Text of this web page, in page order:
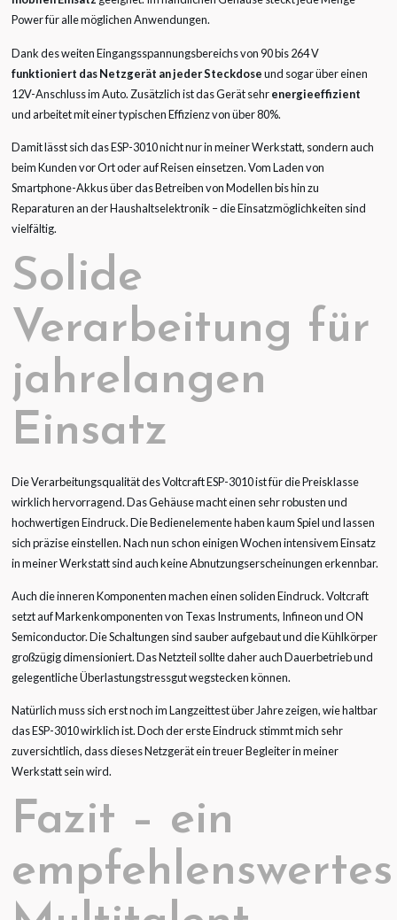
Power für alle möglichen Anwendungen.
Dank des weiten Eingangsspannungsbereichs von 90 bis 264 V
funktioniert das Netzgerät an jeder Steckdoseund sogar über einen
12V-Anschluss im Auto. Zusätzlich ist das Gerät sehrenergieeffizient
und arbeitet mit einer typischen Effizienz von über 80%.
Damit lässt sich das ESP-3010 nicht nur in meiner Werkstatt, sondern auch
beim Kunden vor Ort oder auf Reisen einsetzen. Vom Laden von
Smartphone-Akkus über das Betreiben von Modellen bis hin zu
Reparaturen an der Haushaltselektronik – die Einsatzmöglichkeiten sind
vielfältig.
Solide
Verarbeitung für
jahrelangen
Einsatz
Die Verarbeitungsqualität des Voltcraft ESP-3010 ist für die Preisklasse
wirklich hervorragend. Das Gehäuse macht einen sehr robusten und
hochwertigen Eindruck. Die Bedienelemente haben kaum Spiel und lassen
sich präzise einstellen. Nach nun schon einigen Wochen intensivem Einsatz
in meiner Werkstatt sind auch keine Abnutzungserscheinungen erkennbar.
Auch die inneren Komponenten machen einen soliden Eindruck. Voltcraft
setzt auf Markenkomponenten von Texas Instruments, Infineon und ON
Semiconductor. Die Schaltungen sind sauber aufgebaut und die Kühlkörper
großzügig dimensioniert. Das Netzteil sollte daher auch Dauerbetrieb und
gelegentliche Überlastungstressgut wegstecken können.
Natürlich muss sich erst noch im Langzeittest über Jahre zeigen, wie haltbar
das ESP-3010 wirklich ist. Doch der erste Eindruck stimmt mich sehr
zuversichtlich, dass dieses Netzgerät ein treuer Begleiter in meiner
Werkstatt sein wird.
Fazit – ein
empfehlenswertes